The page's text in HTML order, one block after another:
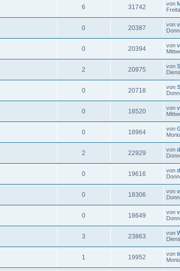
6 31742 von
0 20387 von
0 20394 von
2 20975 von
0 20718 von
0 18520 von
0 18964 von
2 22929 von
0 19616 von
0 18306 von
0 18649 von
3 23863 von
1 19952 von